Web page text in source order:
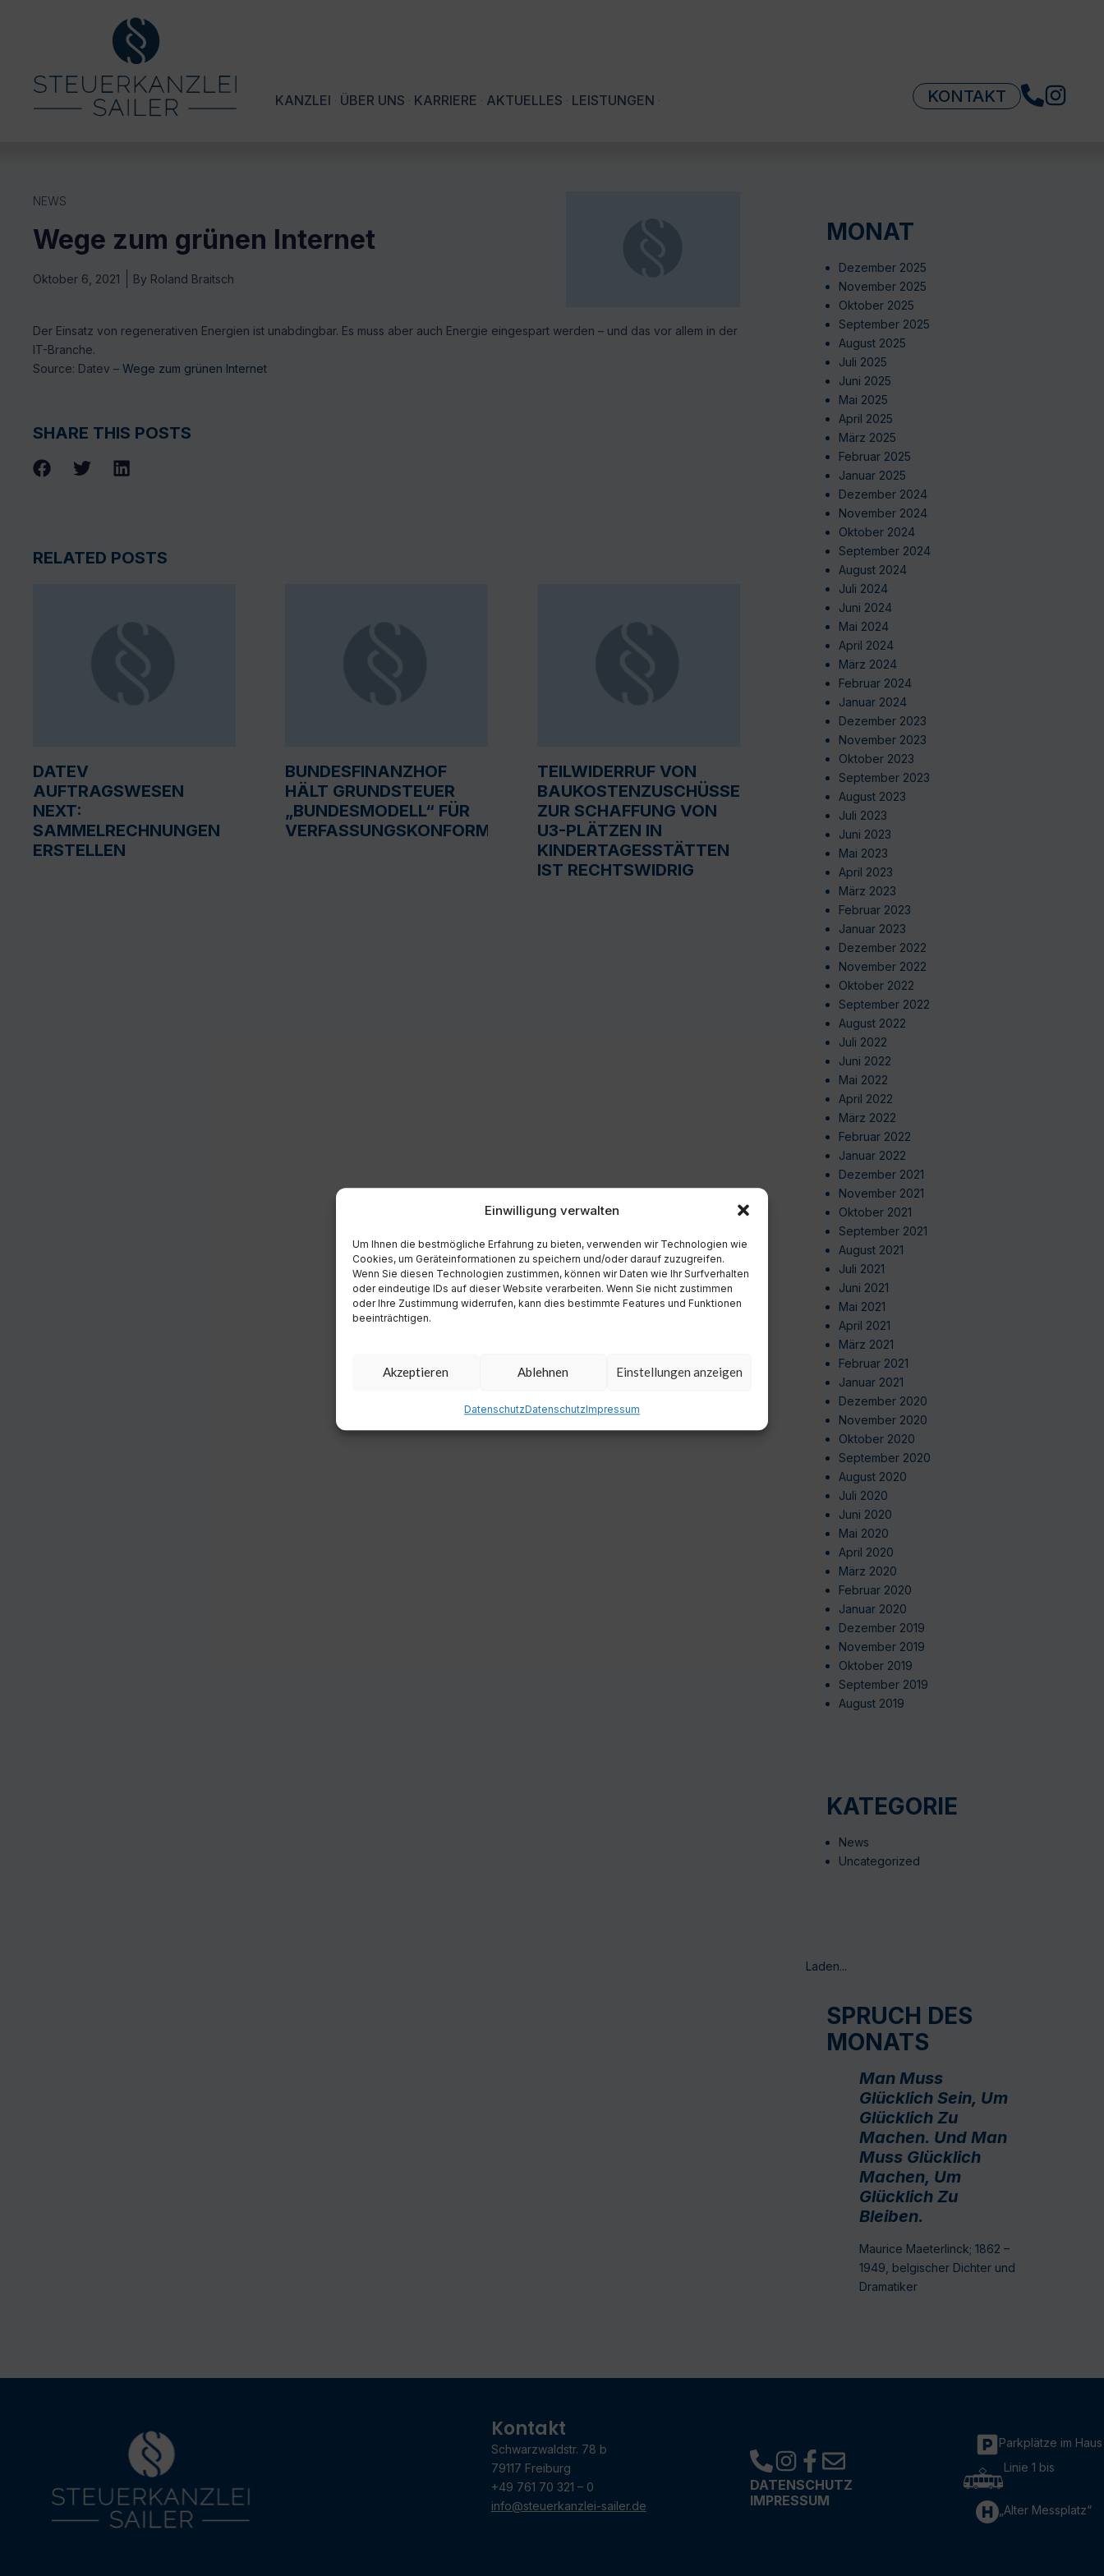
Einwilligung verwalten
Um Ihnen die bestmögliche Erfahrung zu bieten, verwenden wir Technologien wie
Cookies, um Geräteinformationen zu speichern und/oder darauf zuzugreifen.
Wenn Sie diesen Technologien zustimmen, können wir Daten wie Ihr Surfverhalten
oder eindeutige IDs auf dieser Website verarbeiten. Wenn Sie nicht zustimmen
oder Ihre Zustimmung widerrufen, kann dies bestimmte Features und Funktionen
beeinträchtigen.
Akzeptieren Ablehnen Einstellungen anzeigen
DatenschutzDatenschutzImpressum
KANZLEI ÜBER UNS KARRIERE AKTUELLES LEISTUNGEN KONTAKT
NEWS
Wege zum grünen Internet
Oktober 6, 2021 By Roland Braitsch
Der Einsatz von regenerativen Energien ist unabdingbar. Es muss aber auch Energie eingespart werden – und das vor allem in der
IT-Branche.
Source: Datev – Wege zum grünen Internet
SHARE THIS POSTS
RELATED POSTS
DATEV
AUFTRAGSWESEN
NEXT:
SAMMELRECHNUNGEN
ERSTELLEN
BUNDESFINANZHOF
HÄLT GRUNDSTEUER
„BUNDESMODELL“ FÜR
VERFASSUNGSKONFORM
TEILWIDERRUF VON
BAUKOSTENZUSCHÜSSEN
ZUR SCHAFFUNG VON
U3-PLÄTZEN IN
KINDERTAGESSTÄTTEN
IST RECHTSWIDRIG
MONAT
Dezember 2025
November 2025
Oktober 2025
September 2025
August 2025
Juli 2025
Juni 2025
Mai 2025
April 2025
März 2025
Februar 2025
Januar 2025
Dezember 2024
November 2024
Oktober 2024
September 2024
August 2024
Juli 2024
Juni 2024
Mai 2024
April 2024
März 2024
Februar 2024
Januar 2024
Dezember 2023
November 2023
Oktober 2023
September 2023
August 2023
Juli 2023
Juni 2023
Mai 2023
April 2023
März 2023
Februar 2023
Januar 2023
Dezember 2022
November 2022
Oktober 2022
September 2022
August 2022
Juli 2022
Juni 2022
Mai 2022
April 2022
März 2022
Februar 2022
Januar 2022
Dezember 2021
November 2021
Oktober 2021
September 2021
August 2021
Juli 2021
Juni 2021
Mai 2021
April 2021
März 2021
Februar 2021
Januar 2021
Dezember 2020
November 2020
Oktober 2020
September 2020
August 2020
Juli 2020
Juni 2020
Mai 2020
April 2020
März 2020
Februar 2020
Januar 2020
Dezember 2019
November 2019
Oktober 2019
September 2019
August 2019
KATEGORIE
News
Uncategorized
Laden...
SPRUCH DES
MONATS
Man Muss
Glücklich Sein, Um
Glücklich Zu
Machen. Und Man
Muss Glücklich
Machen, Um
Glücklich Zu
Bleiben.
Maurice Maeterlinck; 1862 –
1949, belgischer Dichter und
Dramatiker
Kontakt
Schwarzwaldstr. 78 b
79117 Freiburg
+49 761 70 321 – 0
info@steuerkanzlei-sailer.de
DATENSCHUTZ
IMPRESSUM
Parkplätze im Haus
Linie 1 bis
„Alter Messplatz“